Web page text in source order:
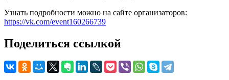
Узнать подробности можно на сайте организаторов:
https://vk.com/event160266739
Поделиться ссылкой